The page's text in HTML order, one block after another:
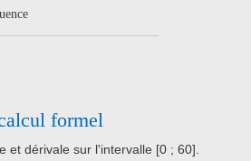
formel
et dérivale sur l'intervalle [0 ; 60].